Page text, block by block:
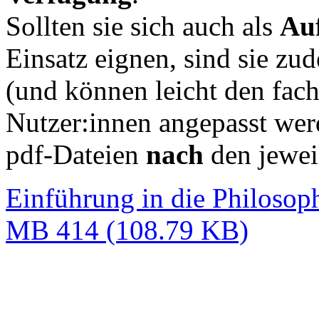
Sollten sie sich auch als
Einsatz eignen, sind sie
(und können leicht den
Nutzer:innen angepasst
pdf-Dateien nach den
Einführung in die
MB 414 (108.79 KB)